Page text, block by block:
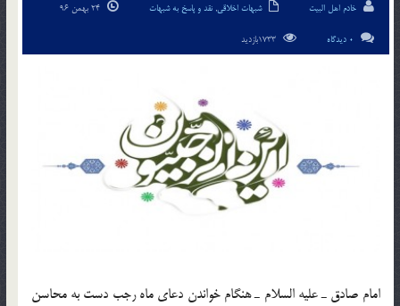
خادم اهل البیت شبهات اخلاقی, نقد و پاسخ به شبهات
0 دیدگاه
امام صادق ـ عليه السلام ـ هنگام خواندن دعاي ماه رجب دست به محاسن